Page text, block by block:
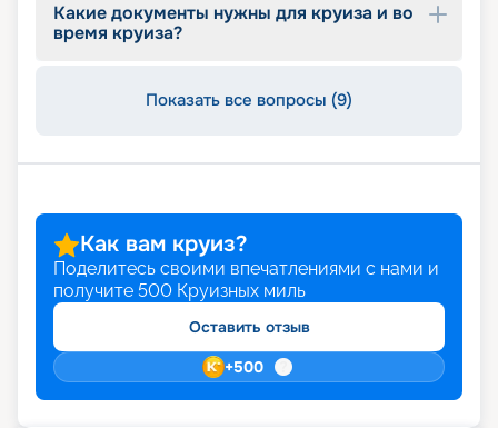
Какие документы нужны для круиза и во
время круиза?
Показать все вопросы (9)
Как вам круиз?
Поделитесь своими впечатлениями с нами и
получите 500 Круизных миль
Оставить отзыв
+500